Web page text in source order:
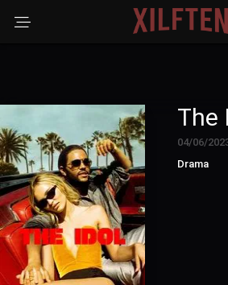
The
04/06/
Drama